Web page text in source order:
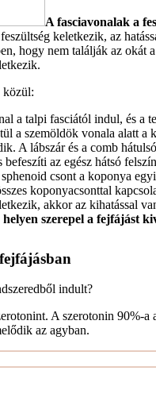
A fasciavonalak a
keletkezik, az
hogy nem találják az okát
közül:
a talpi fasciától indul, és a
a szemöldök vonala alatt a
A lábszár és a comb
az egész hátsó
csont a koponya
koponyacsonttal
akkor az kihatással
szerepel a fejfájást
indult?
A szerotonin 90%-a
az agyban.